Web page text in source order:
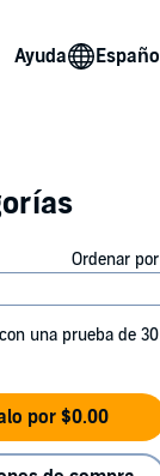
Ayuda
Ordenar por
una prueba de 30
por $0.00